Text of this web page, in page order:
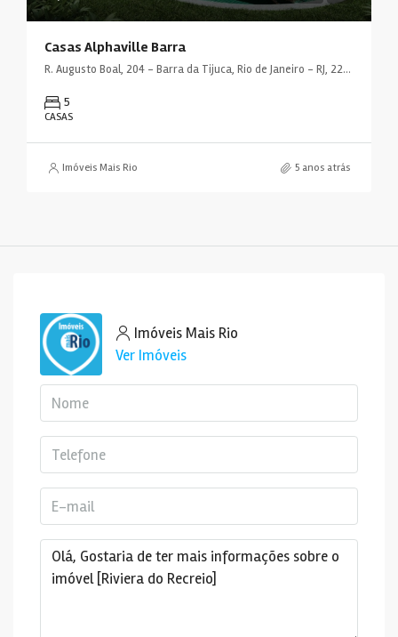
Casas Alphaville Barra
R. Augusto Boal, 204 - Barra da Tijuca, Rio de Janeiro - RJ, 22793-239, Brasil
5
CASAS
Imóveis Mais Rio 5 anos atrás
Imóveis Mais Rio
Ver Imóveis